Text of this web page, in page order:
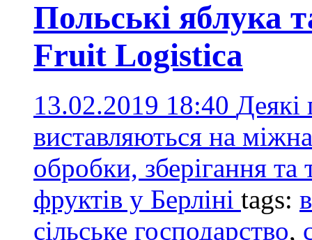
Польські яблука
Fruit Logistica
13.02.2019 18:40 Деякі
виставляються на
обробки, зберігання та
фруктів у Берліні tags:
сільське господарство,